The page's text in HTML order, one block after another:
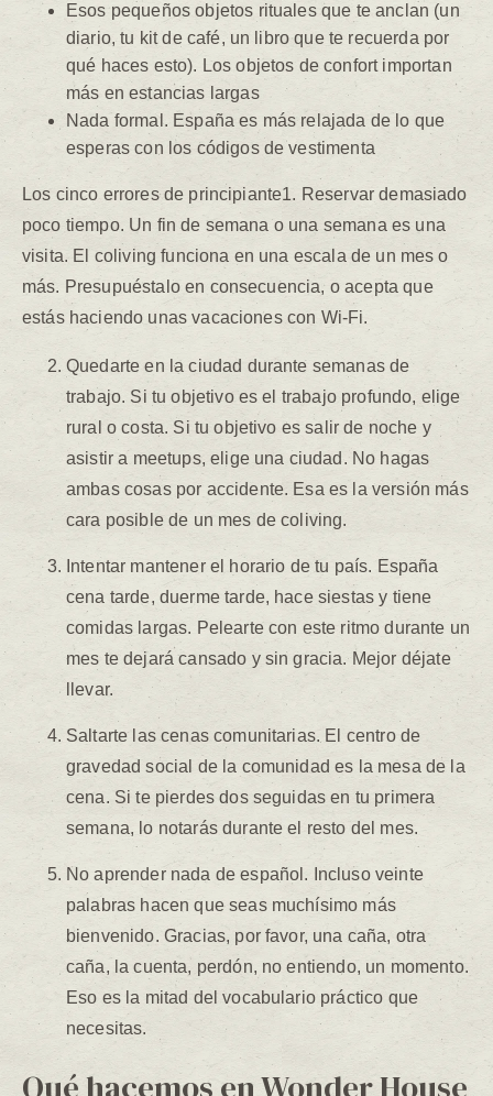
Esos pequeños objetos rituales que te anclan (un
diario, tu kit de café, un libro que te recuerda por
qué haces esto). Los objetos de confort importan
más en estancias largas
Nada formal. España es más relajada de lo que
esperas con los códigos de vestimenta
Los cinco errores de principiante1. Reservar demasiado
poco tiempo. Un fin de semana o una semana es una
visita. El coliving funciona en una escala de un mes o
más. Presupuéstalo en consecuencia, o acepta que
estás haciendo unas vacaciones con Wi-Fi.
Quedarte en la ciudad durante semanas de
trabajo. Si tu objetivo es el trabajo profundo, elige
rural o costa. Si tu objetivo es salir de noche y
asistir a meetups, elige una ciudad. No hagas
ambas cosas por accidente. Esa es la versión más
cara posible de un mes de coliving.
Intentar mantener el horario de tu país. España
cena tarde, duerme tarde, hace siestas y tiene
comidas largas. Pelearte con este ritmo durante un
mes te dejará cansado y sin gracia. Mejor déjate
llevar.
Saltarte las cenas comunitarias. El centro de
gravedad social de la comunidad es la mesa de la
cena. Si te pierdes dos seguidas en tu primera
semana, lo notarás durante el resto del mes.
No aprender nada de español. Incluso veinte
palabras hacen que seas muchísimo más
bienvenido. Gracias, por favor, una caña, otra
caña, la cuenta, perdón, no entiendo, un momento.
Eso es la mitad del vocabulario práctico que
necesitas.